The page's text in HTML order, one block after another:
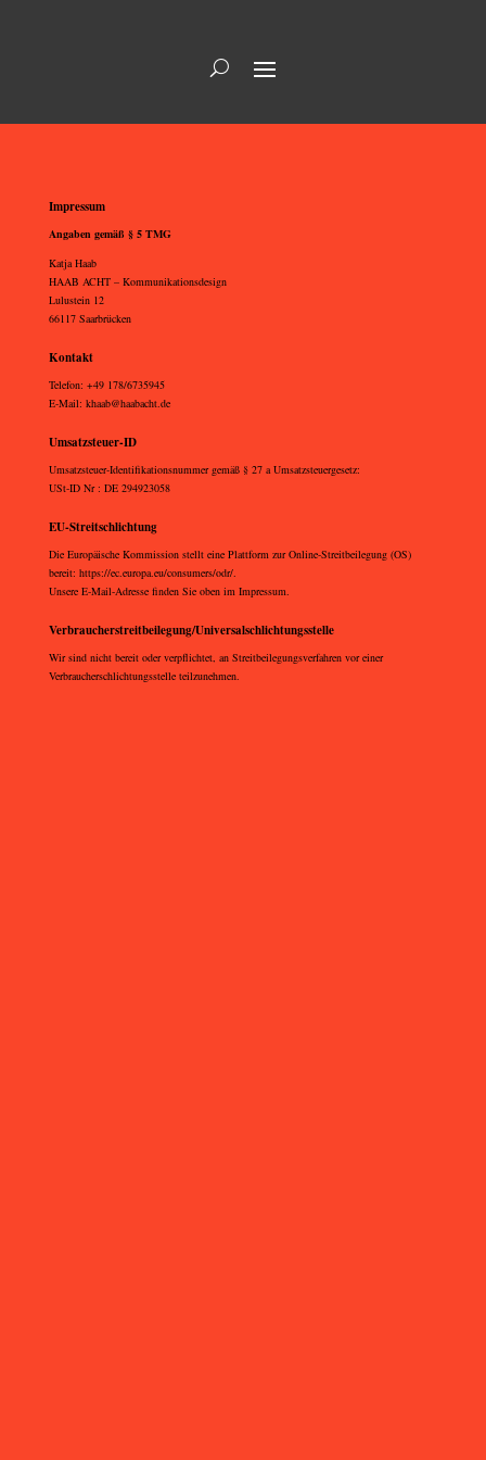
Impressum
Angaben gemäß § 5 TMG
Katja Haab
HAAB ACHT – Kommunikationsdesign
Lulustein 12
66117 Saarbrücken
Kontakt
Telefon: +49 178/6735945
E-Mail: khaab@haabacht.de
Umsatzsteuer-ID
Umsatzsteuer-Identifikationsnummer gemäß § 27 a Umsatzsteuergesetz:
USt-ID Nr : DE 294923058
EU-Streitschlichtung
Die Europäische Kommission stellt eine Plattform zur Online-Streitbeilegung (OS)
bereit: https://ec.europa.eu/consumers/odr/.
Unsere E-Mail-Adresse finden Sie oben im Impressum.
Verbraucher­streit­beilegung/Universal­schlichtungs­stelle
Wir sind nicht bereit oder verpflichtet, an Streitbeilegungsverfahren vor einer
Verbraucherschlichtungsstelle teilzunehmen.